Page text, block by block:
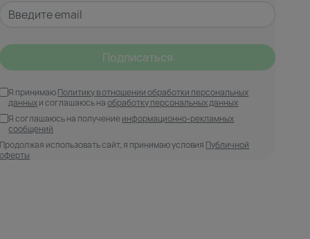
Я принимаюПолитику в отношении обработки персональных
данныхи соглашаюсь наобработку персональных данных
Я соглашаюсь на получениеинформационно-рекламных
сообщений
Продолжая использовать сайт, я принимаю условия Публичной
оферты